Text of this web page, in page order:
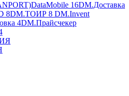
DataMobile 16DM.Доставка
8DM.ТОИР 8 DM.Invent
4DM.Прайсчекер